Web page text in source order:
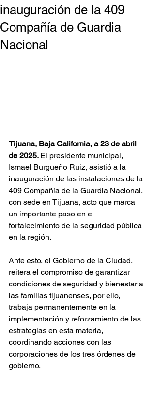
inauguración de la 409
Compañía de Guardia
Nacional
Tijuana, Baja California, a 23 de abril
de 2025. El presidente municipal,
Ismael Burgueño Ruiz, asistió a la
inauguración de las instalaciones de la
409 Compañía de la Guardia Nacional,
con sede en Tijuana, acto que marca
un importante paso en el
fortalecimiento de la seguridad pública
en la región.
Ante esto, el Gobierno de la Ciudad,
reitera el compromiso de garantizar
condiciones de seguridad y bienestar a
las familias tijuanenses, por ello,
trabaja permanentemente en la
implementación y reforzamiento de las
estrategias en esta materia,
coordinando acciones con las
corporaciones de los tres órdenes de
gobierno.